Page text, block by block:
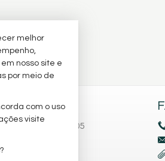
nº 1912 - Sala 05
melhor
nosso site e
por meio de
com o uso
visite
?